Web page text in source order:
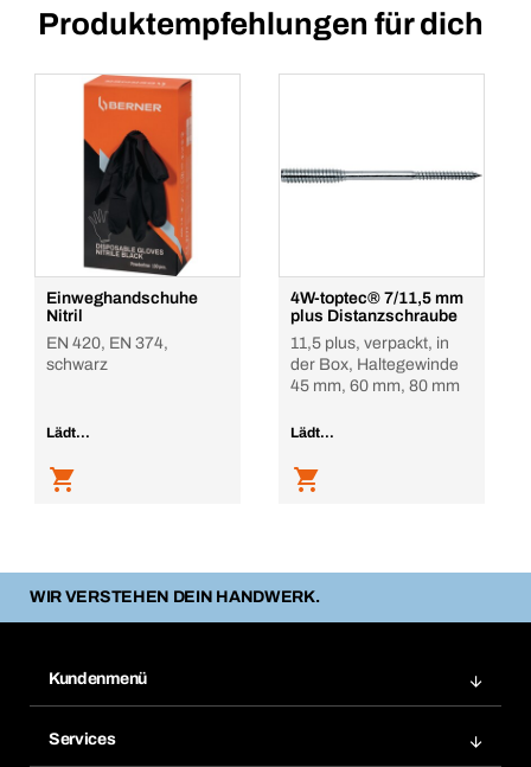
Produktempfehlungen für dich
Einweghandschuhe
Nitril
EN 420, EN 374,
schwarz
Lädt...
4W-toptec® 7/11,5 mm
plus Distanzschraube
11,5 plus, verpackt, in
der Box, Haltegewinde
45 mm, 60 mm, 80 mm
Lädt...
WIR VERSTEHEN DEIN HANDWERK.
Kundenmenü
Services